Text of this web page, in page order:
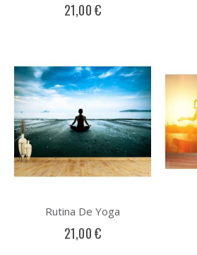
21,00 €
Rutina De Yoga
21,00 €